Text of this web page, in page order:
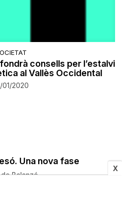
X
consells per l’estalvi
al Vallès Occidental
01/2020
Una nova fase
Balanzó